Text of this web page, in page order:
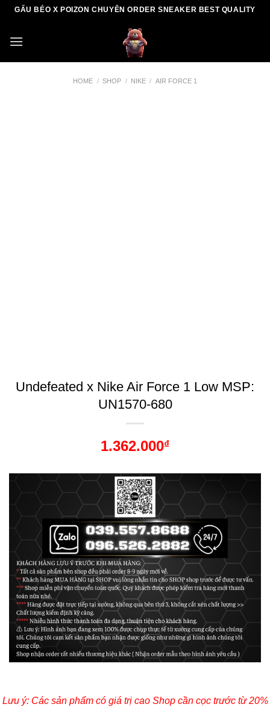
Skip
content
GẤU BÉO X POIZON CHUYÊN ORDER SNEAKER BEST QUALITY
HOME / SHOP / NIKE / AIR FORCE 1
Undefeated x Nike Air Force 1 Low MSP:
UN1570-680
1.362.000₫
Lưu ý: Các sản phẩm có giá trị cao Shop cần cọc trước từ 20%